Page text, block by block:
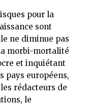
pour la
sont
ne diminue pas
morbi-mortalité
et inquiétant
pays européens,
rédacteurs de
le